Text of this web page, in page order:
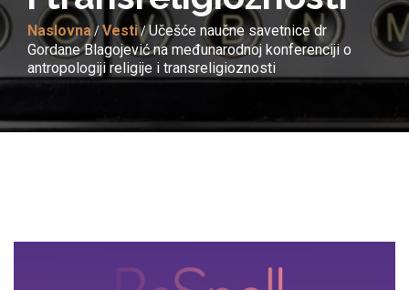
Naslovna/Vesti/Učešće naučne savetnice dr
Gordane Blagojević na međunarodnoj konferenciji o
antropologiji religije i transreligioznosti